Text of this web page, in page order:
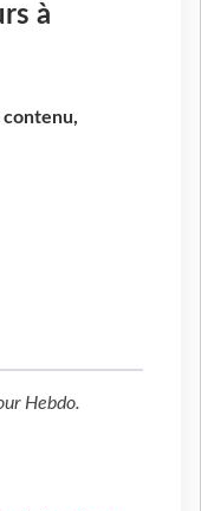
à
contenu,
Hebdo.